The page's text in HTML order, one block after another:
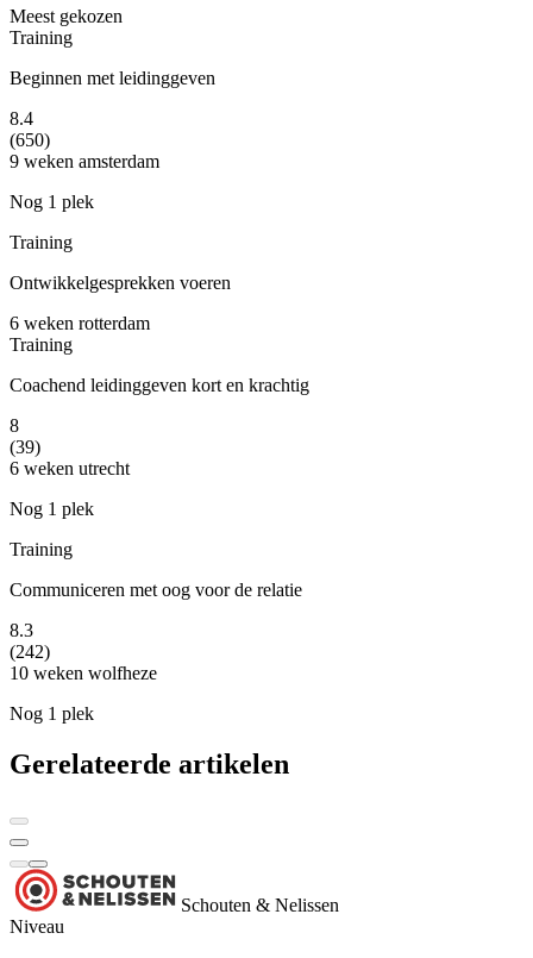
Meest gekozen
Training
Beginnen met leidinggeven
8.4
(650)
9 weken amsterdam
Nog 1 plek
Training
Ontwikkelgesprekken voeren
6 weken rotterdam
Training
Coachend leidinggeven kort en krachtig
8
(39)
6 weken utrecht
Nog 1 plek
Training
Communiceren met oog voor de relatie
8.3
(242)
10 weken wolfheze
Nog 1 plek
Gerelateerde artikelen
Schouten & Nelissen
Niveau